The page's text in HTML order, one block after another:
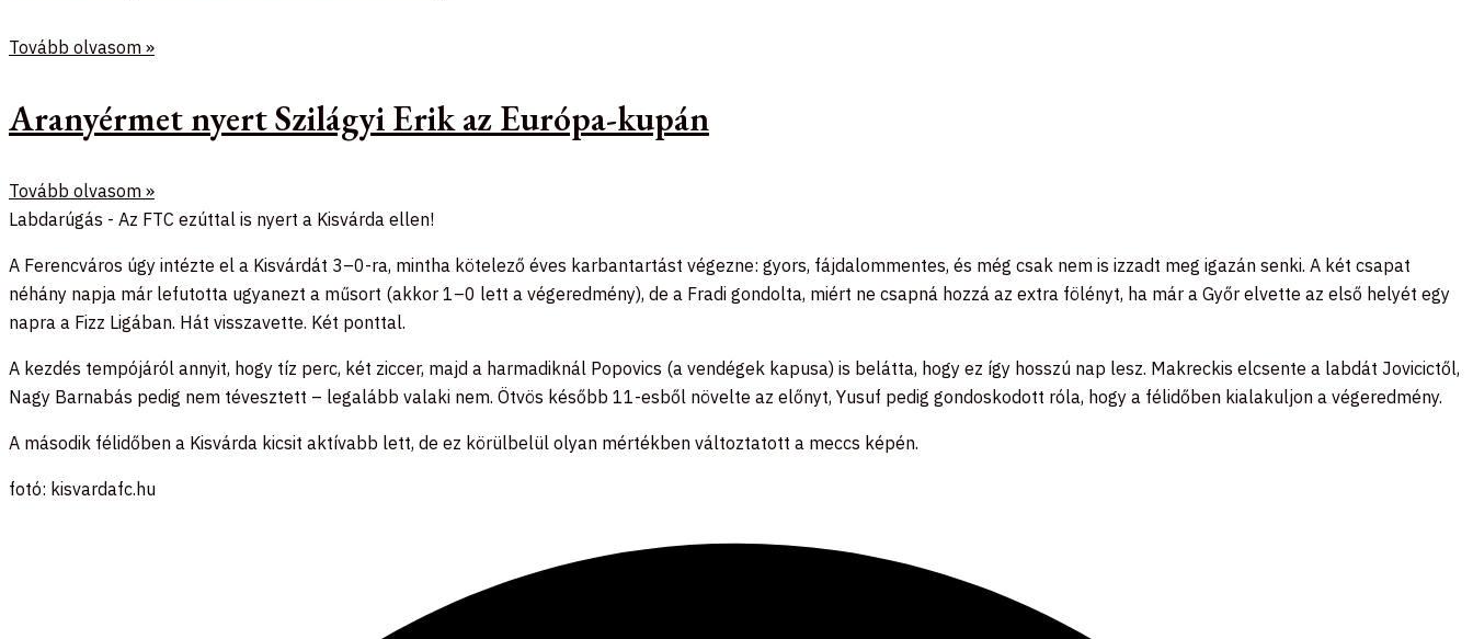
Tovább olvasom »
Aranyérmet nyert Szilágyi Erik az Európa-kupán
Tovább olvasom »
Labdarúgás - Az FTC ezúttal is nyert a Kisvárda ellen!
A Ferencváros úgy intézte el a Kisvárdát 3–0-ra, mintha kötelező éves karbantartást végezne: gyors, fájdalommentes, és még csak nem is izzadt meg igazán senki. A két csapat
néhány napja már lefutotta ugyanezt a műsort (akkor 1–0 lett a végeredmény), de a Fradi gondolta, miért ne csapná hozzá az extra fölényt, ha már a Győr elvette az első helyét egy
napra a Fizz Ligában. Hát visszavette. Két ponttal.
A kezdés tempójáról annyit, hogy tíz perc, két ziccer, majd a harmadiknál Popovics (a vendégek kapusa) is belátta, hogy ez így hosszú nap lesz. Makreckis elcsente a labdát Jovicictől,
Nagy Barnabás pedig nem tévesztett – legalább valaki nem. Ötvös később 11-esből növelte az előnyt, Yusuf pedig gondoskodott róla, hogy a félidőben kialakuljon a végeredmény.
A második félidőben a Kisvárda kicsit aktívabb lett, de ez körülbelül olyan mértékben változtatott a meccs képén.
fotó: kisvardafc.hu